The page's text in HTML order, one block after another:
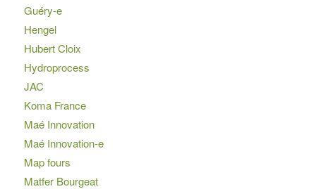
Guéry-e
Hengel
Hubert Cloix
Hydroprocess
JAC
Koma France
Maé Innovation
Maé Innovation-e
Map fours
Matfer Bourgeat